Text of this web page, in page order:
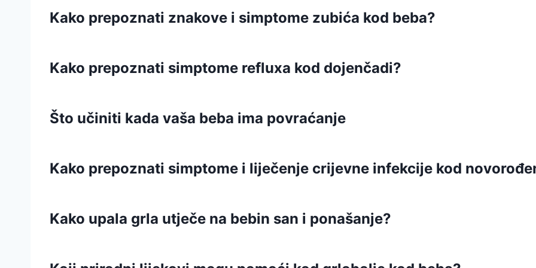
Kako prepoznati znakove i simptome zubića kod beba?
Kako prepoznati simptome refluxa kod dojenčadi?
Što učiniti kada vaša beba ima povraćanje
Kako prepoznati simptome i liječenje crijevne infekcije kod
Kako upala grla utječe na bebin san i ponašanje?